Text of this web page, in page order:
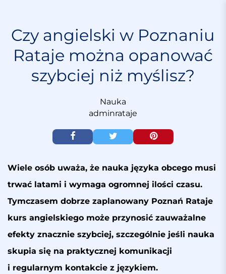
Czy angielski w Poznaniu
Rataje można opanować
szybciej niż myślisz?
Nauka
adminrataje
Wiele osób uważa, że nauka języka obcego musi
trwać latami i wymaga ogromnej ilości czasu.
Tymczasem dobrze zaplanowany Poznań Rataje
kurs angielskiego może przynosić zauważalne
efekty znacznie szybciej, szczególnie jeśli nauka
skupia się na praktycznej komunikacji
i regularnym kontakcie z językiem.